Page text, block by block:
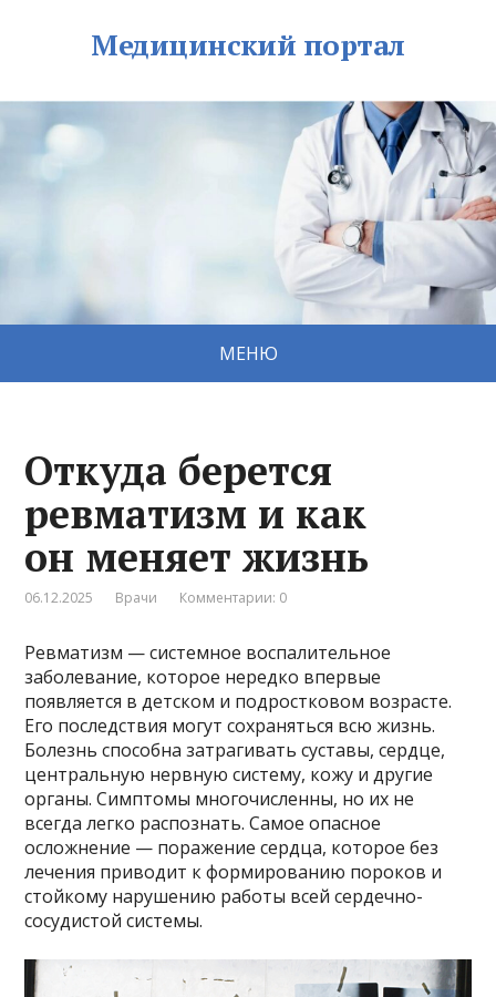
Медицинский портал
МЕНЮ
Откуда берется
ревматизм и как
он меняет жизнь
06.12.2025 Врачи Комментарии: 0
Ревматизм — системное воспалительное
заболевание, которое нередко впервые
появляется в детском и подростковом возрасте.
Его последствия могут сохраняться всю жизнь.
Болезнь способна затрагивать суставы, сердце,
центральную нервную систему, кожу и другие
органы. Симптомы многочисленны, но их не
всегда легко распознать. Самое опасное
осложнение — поражение сердца, которое без
лечения приводит к формированию пороков и
стойкому нарушению работы всей сердечно-
сосудистой системы.